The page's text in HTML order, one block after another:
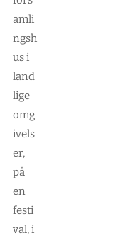
amli
ngsh
us i
land
lige
omg
ivels
er,
på
en
festi
val, i